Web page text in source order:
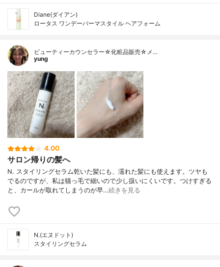
Diane(ダイアン)
ロータス ワンデーパーマスタイル ヘアフォーム
ビューティーカウンセラー☆化粧品販売☆メ…
yung
4.00
サロン帰りの髪へ
N. スタイリングセラム乾いた髪にも、濡れた髪にも使えます。ツヤも
でるのですが、私は猫っ毛で細いので少し扱いにくいです。つけすぎる
と、カールが取れてしまうのが早…続きを見る
N.(エヌドット)
スタイリングセラム